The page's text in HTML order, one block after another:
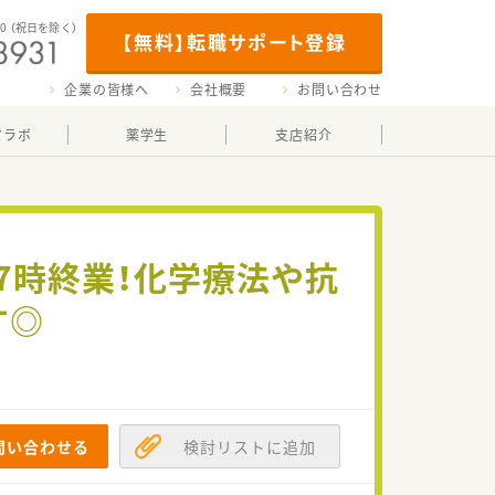
【無料】転職サポート登録
（祝日を除く）
企業の皆様へ 会社概要 お問い合わせ
ボ 薬学生 支店紹介
終業！化学療法や抗
◎
合わせる 検討リストに追加